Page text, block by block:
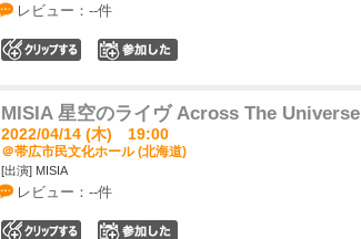
レビュー：--件
MISIA 星空のライヴ Across The Universe
2022/04/14 (木) 19:00
＠帯広市民文化ホール (北海道)
[出演] MISIA
レビュー：--件